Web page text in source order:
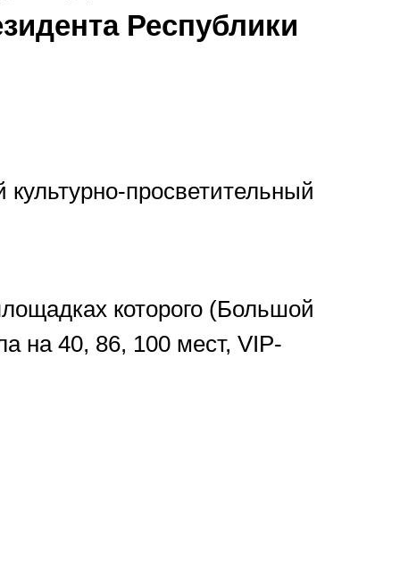
Республики
просветительный
которого (Большой
на 40, 86, 100 мест, VIP-